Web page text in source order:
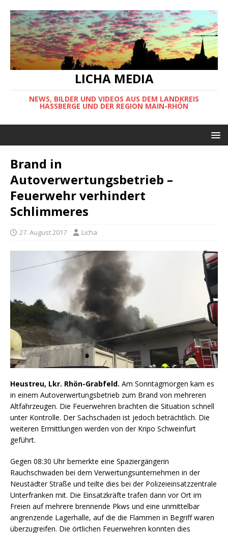
LICHA MEDIA
NEWS, BILDER UND VIDEOS AUS DEM LANDKREIS
HASSBERGE UND DER REGION MAIN-RHÖN
Brand in
Autoverwertungsbetrieb –
Feuerwehr verhindert
Schlimmeres
27. August 2017 Licha
Heustreu, Lkr. Rhön-Grabfeld. Am Sonntagmorgen kam es
in einem Autoverwertungsbetrieb zum Brand von mehreren
Altfahrzeugen. Die Feuerwehren brachten die Situation schnell
unter Kontrolle. Der Sachschaden ist jedoch beträchtlich. Die
weiteren Ermittlungen werden von der Kripo Schweinfurt
geführt.
Gegen 08:30 Uhr bemerkte eine Spaziergängerin
Rauchschwaden bei dem Verwertungsunternehmen in der
Neustädter Straße und teilte dies bei der Polizeieinsatzzentrale
Unterfranken mit. Die Einsatzkräfte trafen dann vor Ort im
Freien auf mehrere brennende Pkws und eine unmittelbar
angrenzende Lagerhalle, auf die die Flammen in Begriff waren
überzugreifen. Die örtlichen Feuerwehren konnten dies